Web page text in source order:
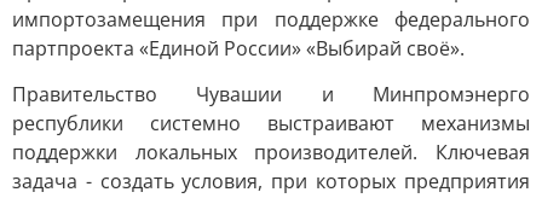
импортозамещения при поддержке федерального
партпроекта «Единой России» «Выбирай своё».
Правительство Чувашии и Минпромэнерго
республики системно выстраивают механизмы
поддержки локальных производителей. Ключевая
задача - создать условия, при которых предприятия